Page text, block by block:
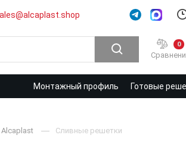
0
Монтажный профиль Готовые
Cливные решетки